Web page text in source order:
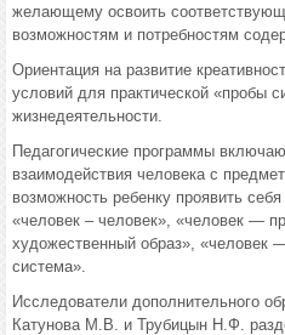
желающему освоить
возможностям и потребностям
Ориентация на развитие
условий для практической «пробы
жизнедеятельности.
Педагогические программы
взаимодействия человека с
возможность ребенку проявить
«человек – человек», «человек —
художественный образ», «человек
система».
Исследователи дополнительного
Катунова М.В. и Трубицын Н.Ф.